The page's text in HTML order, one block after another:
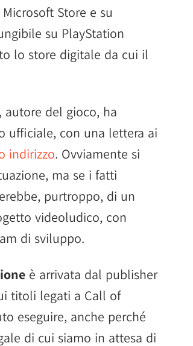
Store e su
su PlayStation
lo store digitale da cui il
autore del gioco, ha
ufficiale, con una lettera ai
indirizzo. Ovviamente si
ma se i fatti
purtroppo, di un
videoludico, con
di sviluppo.
è arrivata dal publisher
titoli legati a Call of
eseguire, anche perché
di cui siamo in attesa di